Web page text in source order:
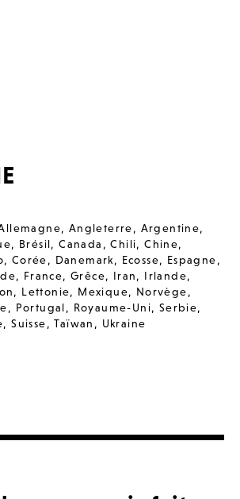
, Angleterre, Argentine,
, Brésil,Canada ,Chili,Chine,
, Corée, Danemark, Ecosse, Espagne,
, France,Grêce, Iran, Irlande,
, Lettonie, Mexique, Norvège,
, Portugal, Royaume-Uni, Serbie,
,Suisse,Taïwan , Ukraine